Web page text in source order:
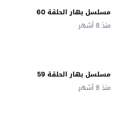
مسلسل بهار الحلقة 60
منذ 8 أشهر
مسلسل بهار الحلقة 59
منذ 8 أشهر